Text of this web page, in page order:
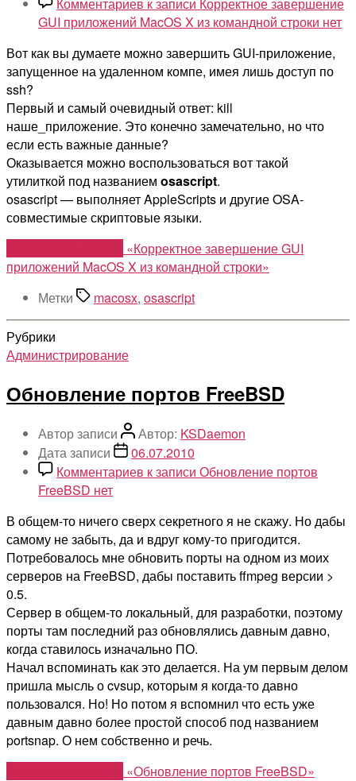
GUI приложений MacOS X из командной строки нет
Вот как вы думаете можно завершить GUI-приложение,
запущенное на удаленном компе, имея лишь доступ по
ssh?
Первый и самый очевидный ответ: kill
наше_приложение. Это конечно замечательно, но что
если есть важные данные?
Оказывается можно воспользоваться вот такой
утилиткой под названием osascript.
osascript — выполняет AppleScripts и другие OSA-
совместимые скриптовые языки.
«Корректное завершение GUI
приложений MacOS X из командной строки»
Метки
macosx, osascript
Рубрики
Администрирование
Обновление портов FreeBSD
Автор записи Автор: KSDaemon
Дата записи
06.07.2010
Комментариев к записи Обновление портов
FreeBSD нет
В общем-то ничего сверх секретного я не скажу. Но дабы
самому не забыть, да и вдруг кому-то пригодится.
Потребовалось мне обновить порты на одном из моих
серверов на FreeBSD, дабы поставить ffmpeg версии >
0.5.
Сервер в общем-то локальный, для разработки, поэтому
порты там последний раз обновлялись давным давно,
когда ставилось изначально ПО.
Начал вспоминать как это делается. На ум первым делом
пришла мысль о cvsup, которым я когда-то давно
пользовался. Но! Но потом я вспомнил что есть уже
давным давно более простой способ под названием
portsnap. О нем собственно и речь.
«Обновление портов FreeBSD»